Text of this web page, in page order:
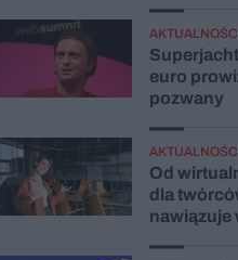
euro
pozwany
Od
dla
nawiązuje